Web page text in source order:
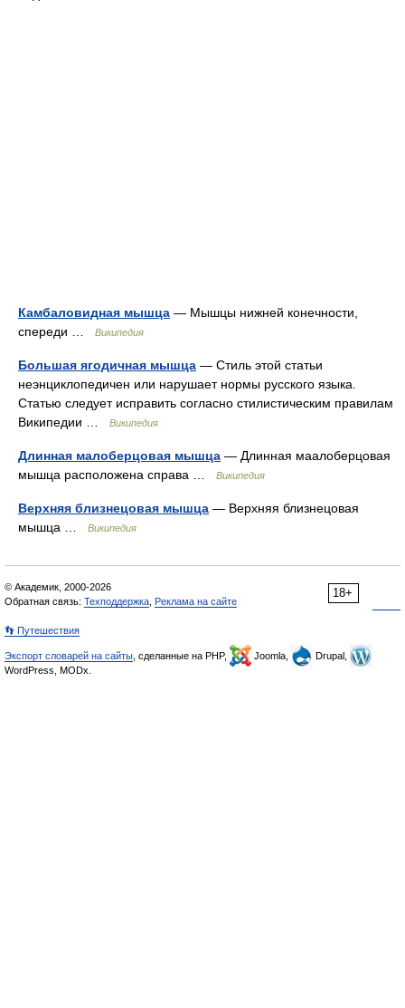
Камбаловидная мышца — Мышцы нижней конечности,
спереди …
Википедия
Большая ягодичная мышца — Стиль этой статьи
неэнциклопедичен или нарушает нормы русского языка.
Статью следует исправить согласно стилистическим правилам
Википедии …
Википедия
Длинная малоберцовая мышца — Длинная маалоберцовая
мышца расположена справа …
Википедия
Верхняя близнецовая мышца — Верхняя близнецовая
мышца …
Википедия
18+
© Академик, 2000-2026
Обратная связь: Техподдержка Реклама на сайте
👣 Путешествия
Экспорт словарей на сайты , сделанные на PHP, Joomla,
Drupal,
WordPress, MODx.